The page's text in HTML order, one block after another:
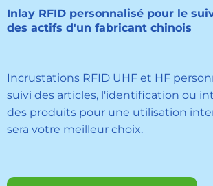
Inlay RFID personnalisé pour le
des actifs d'un fabricant chinois
Incrustations RFID UHF et HF
suivi des articles, l'identification ou
des produits pour une utilisation
sera votre meilleur choix.